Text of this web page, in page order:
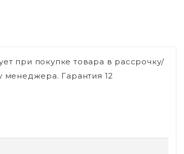
при покупке товара в рассрочку/
менеджера. Гарантия 12